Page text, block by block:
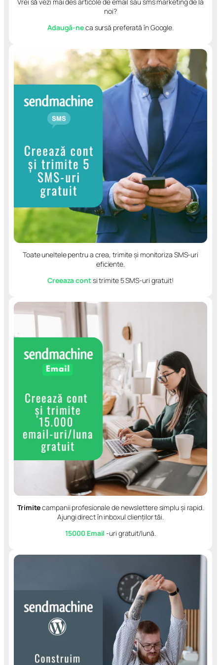
noi?
Adaugă-neca sursă preferată în Google.
Toate uneltele pentru a crea, trimite și monitoriza SMS-uri
eficiente.
Creeaza contsi trimite 5 SMS-uri gratuit!
Trimitecampanii profesionale de newslettere simplu și rapid.
Ajungi direct în inboxul clienților tăi.
15000 Email-uri gratuit/lună.